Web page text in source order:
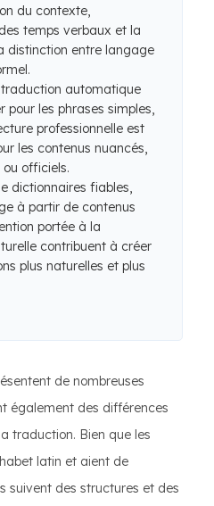
du contexte,
temps verbaux et la
distinction entre langage
automatique
pour les phrases simples,
professionnelle est
les contenus nuancés,
officiels.
dictionnaires fiables,
à partir de contenus
portée à la
contribuent à créer
plus naturelles et plus
de nombreuses
également des différences
traduction. Bien que les
latin et aient de
suivent des structures et des